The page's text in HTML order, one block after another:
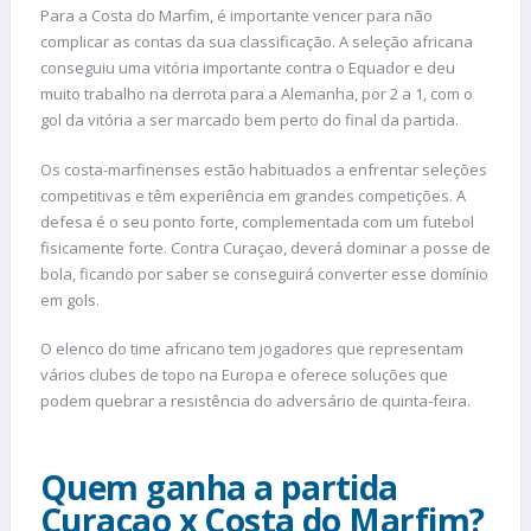
Para a Costa do Marfim, é importante vencer para não
complicar as contas da sua classificação. A seleção africana
conseguiu uma vitória importante contra o Equador e deu
muito trabalho na derrota para a Alemanha, por 2 a 1, com o
gol da vitória a ser marcado bem perto do final da partida.
Os costa-marfinenses estão habituados a enfrentar seleções
competitivas e têm experiência em grandes competições. A
defesa é o seu ponto forte, complementada com um futebol
fisicamente forte. Contra Curaçao, deverá dominar a posse de
bola, ficando por saber se conseguirá converter esse domínio
em gols.
O elenco do time africano tem jogadores que representam
vários clubes de topo na Europa e oferece soluções que
podem quebrar a resistência do adversário de quinta-feira.
Quem ganha a partida
Curaçao x Costa do Marfim?